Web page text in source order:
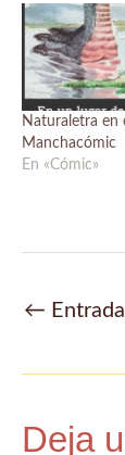
Naturaletra en
Manchacómic
En «Cómic»
Navegación
←
Deja